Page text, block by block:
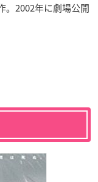
。2002年に劇場公開